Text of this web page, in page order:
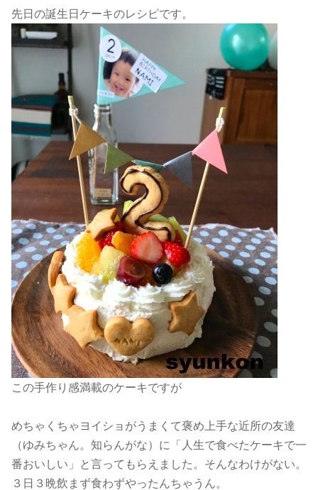
先日の誕生日ケーキのレシピです。
この手作り感満載のケーキですが
めちゃくちゃヨイショがうまくて褒め上手な近所の友達
（ゆみちゃん。知らんがな）に「人生で食べたケーキで一
番おいしい」と言ってもらえました。そんなわけがない。
３日３晩飲まず食わずやったんちゃうん。